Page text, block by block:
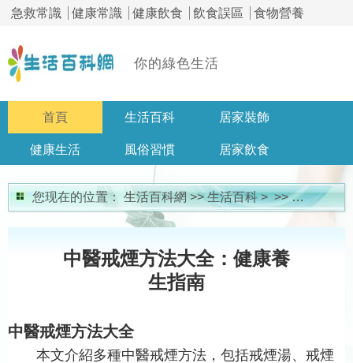
急救常識 健康常識 健康飲食 飲食誤區 食物營養
你的綠色生活
首頁 生活百科 居家裝飾
健康生活 風俗習慣 居家飲食
居家問答
您现在的位置： 生活百科網 >>生活百科> >>百科大全
中醫戒煙方法大全：健康養
生指南
中醫戒煙方法大全
本文介紹多種中醫戒煙方法，包括戒煙湯、戒煙